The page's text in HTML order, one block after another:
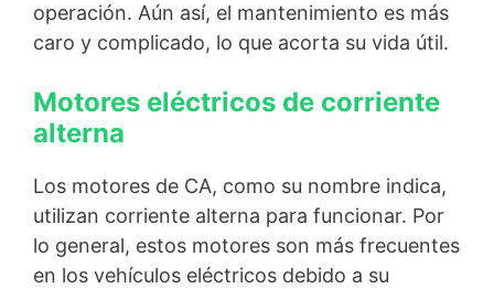
operación. Aún así, el mantenimiento es más
caro y complicado, lo que acorta su vida útil.
Motores eléctricos de corriente
alterna
Los motores de CA, como su nombre indica,
utilizan corriente alterna para funcionar. Por
lo general, estos motores son más frecuentes
en los vehículos eléctricos debido a su